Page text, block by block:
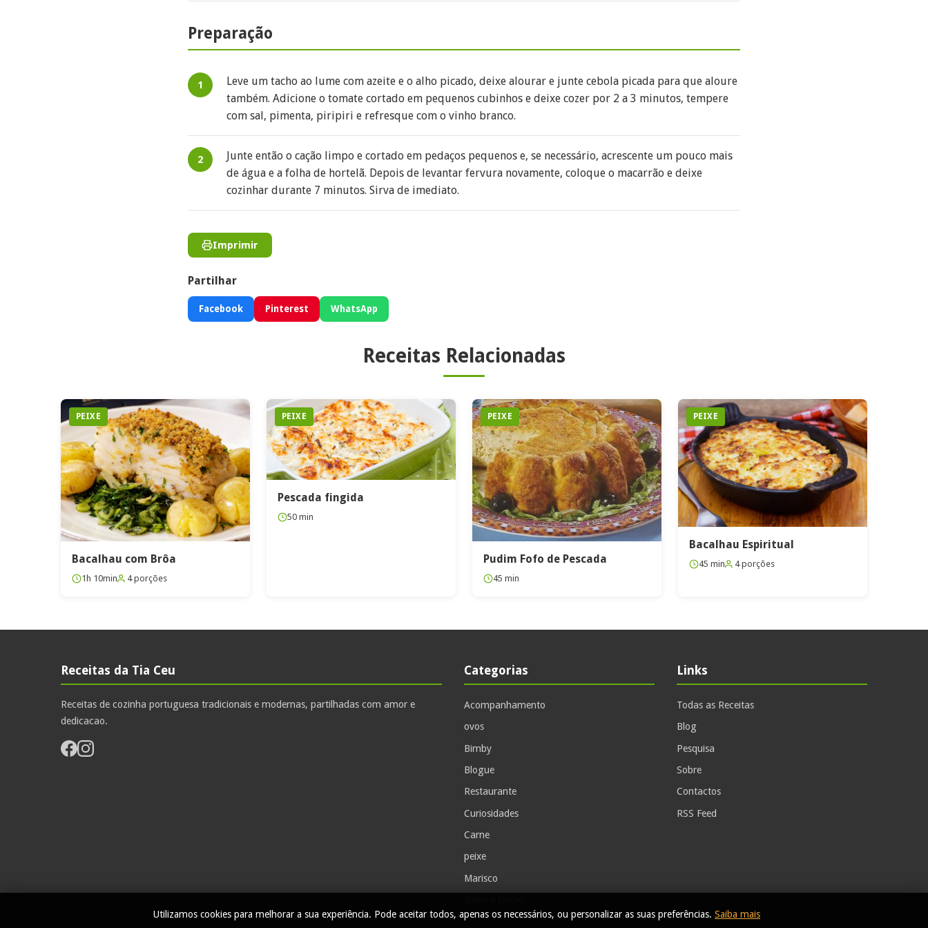
Preparação
Leve um tacho ao lume com azeite e o alho picado, deixe alourar e junte cebola picada para que aloure
também. Adicione o tomate cortado em pequenos cubinhos e deixe cozer por 2 a 3 minutos, tempere
com sal, pimenta, piripiri e refresque com o vinho branco.
Junte então o cação limpo e cortado em pedaços pequenos e, se necessário, acrescente um pouco mais
de água e a folha de hortelã. Depois de levantar fervura novamente, coloque o macarrão e deixe
cozinhar durante 7 minutos. Sirva de imediato.
Imprimir
Partilhar
Facebook Pinterest WhatsApp
Receitas Relacionadas
PEIXE
Bacalhau com Brôa
1h 10min 4 porções
PEIXE
Pescada fingida
50 min
PEIXE
Pudim Fofo de Pescada
45 min
PEIXE
Bacalhau Espiritual
45 min 4 porções
Receitas da Tia Ceu
Receitas de cozinha portuguesa tradicionais e modernas, partilhadas com amor e
dedicacao.
Categorias
Acompanhamento
ovos
Bimby
Blogue
Restaurante
Curiosidades
Carne
peixe
Marisco
Links
Todas as Receitas
Blog
Pesquisa
Sobre
Contactos
RSS Feed
Utilizamos cookies para melhorar a sua experiência. Pode aceitar todos, apenas os necessários, ou personalizar as suas preferências. Saiba mais